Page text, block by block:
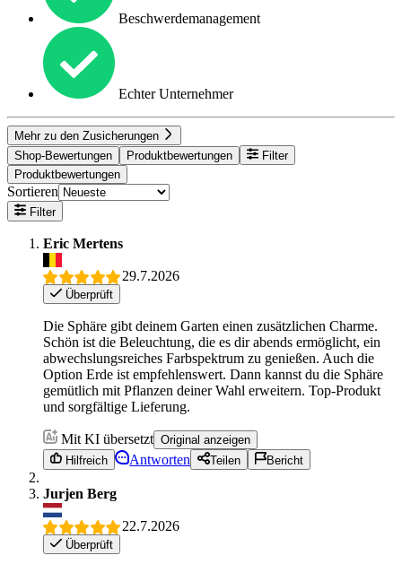
Beschwerdemanagement
Echter Unternehmer
Mehr zu den Zusicherungen
Shop-Bewertungen
Produktbewertungen
Filter
Produktbewertungen
Sortieren
Filter
Eric Mertens
29.7.2026
Überprüft
Die Sphäre gibt deinem Garten einen zusätzlichen Charme.
Schön ist die Beleuchtung, die es dir abends ermöglicht, ein
abwechslungsreiches Farbspektrum zu genießen. Auch die
Option Erde ist empfehlenswert. Dann kannst du die Sphäre
gemütlich mit Pflanzen deiner Wahl erweitern. Top-Produkt
und sorgfältige Lieferung.
Mit KI übersetzt Original anzeigen
Hilfreich
Antworten Teilen Bericht
Jurjen Berg
22.7.2026
Überprüft